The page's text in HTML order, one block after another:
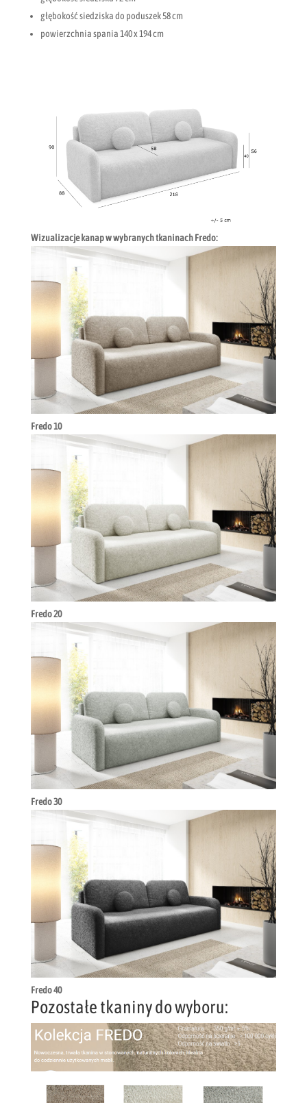
głębokość siedziska do poduszek 58 cm
powierzchnia spania 140 x 194 cm
Wizualizacje kanap w wybranych tkaninach Fredo:
Fredo 10
Fredo 20
Fredo 30
Fredo 40
Pozostałe tkaniny do wyboru: